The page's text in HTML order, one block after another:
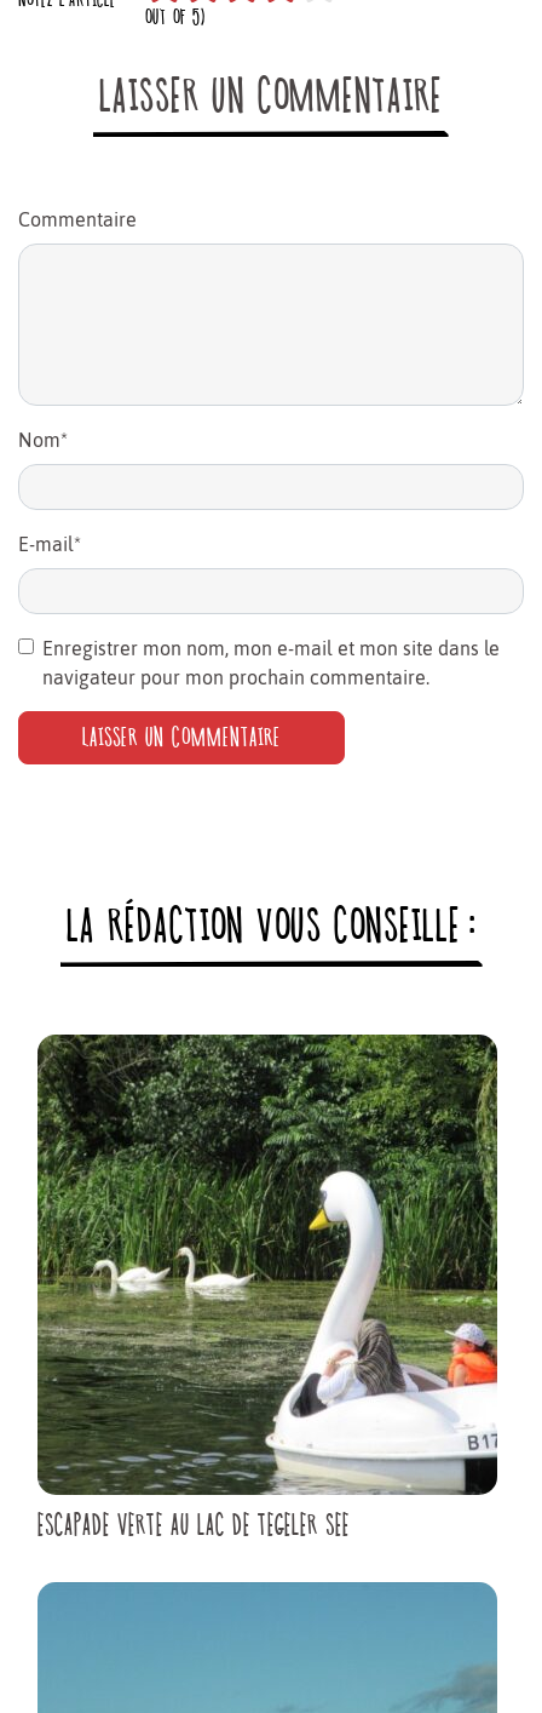
OUT OF 5)
LAISSER UN COMMENTAIRE
Commentaire
Nom*
E-mail*
Enregistrer mon nom, mon e-mail et mon site dans le
navigateur pour mon prochain commentaire.
LA RÉDACTION VOUS CONSEILLE :
ESCAPADE VERTE AU LAC DE TEGELER SEE